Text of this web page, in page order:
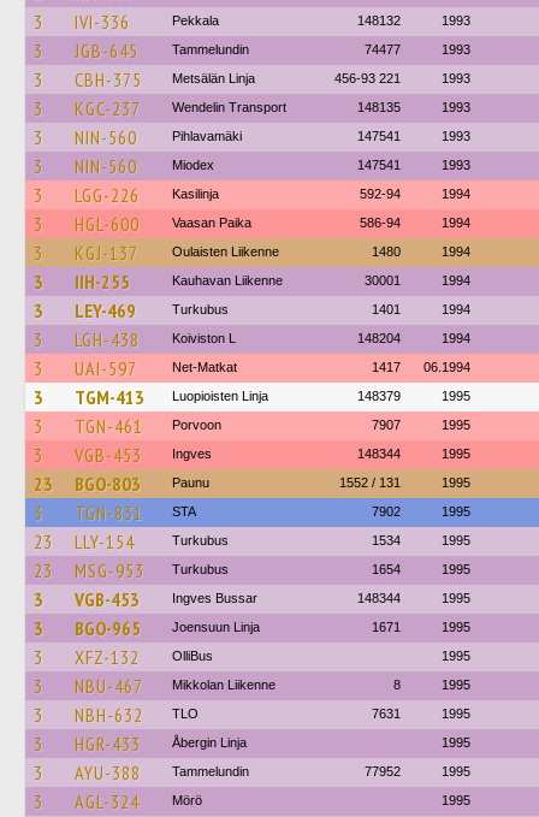
3
IVI-336 Pekkala 148132 1993
3 JGB-645 Tammelundin 74477 1993
3 CBH-375 Metsälän Linja 456-93 221 1993
3 KGC-237 Wendelin Transport 148135 1993
3 NIN-560 Pihlavamäki 147541 1993
3 NIN-560 Miodex 147541 1993
3 LGG-226 Kasilinja 592-94 1994
3 HGL-600 Vaasan Paika 586-94 1994
3 KGJ-137 Oulaisten Liikenne 1480 1994
3 IIH-255 Kauhavan Liikenne 30001 1994
3 LEY-469 Turkubus 1401 1994
3 LGH-438 Koiviston L 148204 1994
3 UAI-597 Net-Matkat 1417 06.1994
3 TGM-413 Luopioisten Linja 148379 1995
3 TGN-461 Porvoon 7907 1995
3 VGB-453 Ingves 148344 1995
23 BGO-803 Paunu 1552 / 131 1995
3 TGN-831 STA 7902 1995
23 LLY-154 Turkubus 1534 1995
23 MSG-953 Turkubus 1654 1995
3 VGB-453 Ingves Bussar 148344 1995
3 BGO-965 Joensuun Linja 1671 1995
3 XFZ-132 OlliBus 1995
3 NBU-467 Mikkolan Liikenne 8 1995
3 NBH-632 TLO 7631 1995
3 HGR-433 Åbergin Linja 1995
3 AYU-388 Tammelundin 77952 1995
3 AGL-324 Mörö 1995